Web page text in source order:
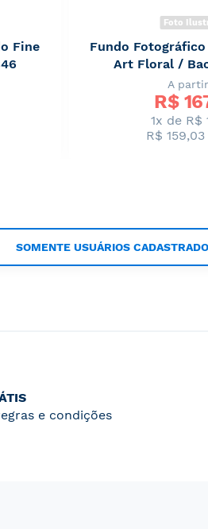
Fine
Foto
Fundo
Art Floral /
A
R$
1x de R$
R$ 159,03
SOMENTE USUÁRIOS
e condições